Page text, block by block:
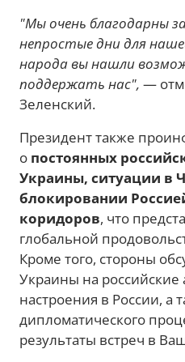
"Мы очень благодарны
непростые дни для
народа вы нашли
поддержать нас", —
Зеленский.
Президент также
о постоянных
Украины, ситуации в
блокировании
коридоров, что
глобальной
Кроме того, стороны
Украины на
настроения в России, а
дипломатического
результаты встреч в